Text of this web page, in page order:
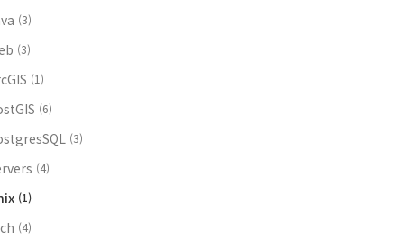
(3)
(3)
(1)
(6)
(3)
(4)
(1)
(4)